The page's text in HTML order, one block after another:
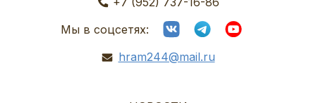
Мы в соцсетях:
hram244@mail.ru